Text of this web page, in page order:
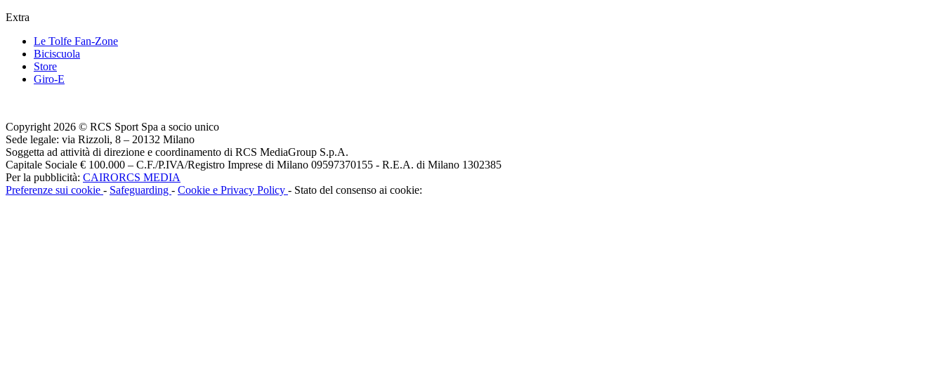
Extra
Le Tolfe Fan-Zone
Biciscuola
Store
Giro-E
Copyright 2026 © RCS Sport Spa a socio unico
Sede legale: via Rizzoli, 8 – 20132 Milano
Soggetta ad attività di direzione e coordinamento di RCS MediaGroup S.p.A.
Capitale Sociale € 100.000 – C.F./P.IVA/Registro Imprese di Milano 09597370155 - R.E.A. di Milano 1302385
Per la pubblicità: CAIRORCS MEDIA
Preferenze sui cookie - Safeguarding - Cookie e Privacy Policy - Stato del consenso ai cookie: